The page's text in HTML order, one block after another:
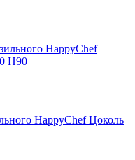
HappyChef Цоколь